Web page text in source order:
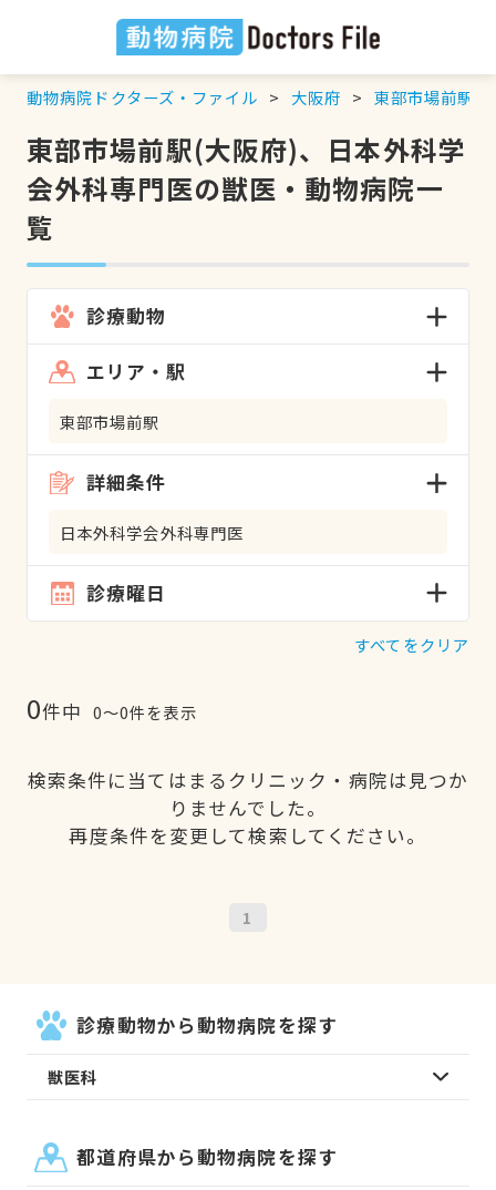
動物病院ドクターズ・ファイル 大阪府 東部市場前駅
東部市場前駅(大阪府)、日本外科学
会外科専門医の獣医・動物病院一
覧
診療動物
エリア・駅
東部市場前駅
詳細条件
日本外科学会外科専門医
診療曜日
すべてをクリア
0件中 0〜0件を表示
検索条件に当てはまるクリニック・病院は見つか
りませんでした。
再度条件を変更して検索してください。
1
診療動物から動物病院を探す
獣医科
都道府県から動物病院を探す